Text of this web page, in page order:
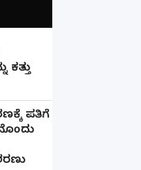
ಕತ್ತು
ಪತಿಗೆ